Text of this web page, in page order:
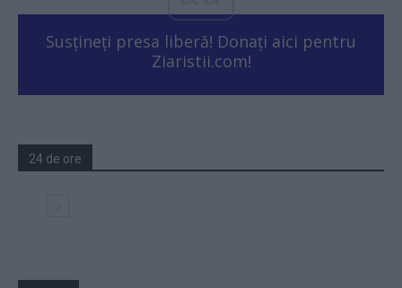
Susțineți presa liberă! Donați aici pentru
Ziaristii.com!
24 de ore